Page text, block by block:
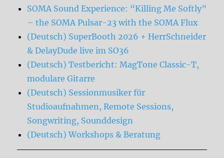
SOMA Sound Experience: “Killing Me Softly”
– the SOMA Pulsar-23 with the SOMA Flux
(Deutsch) SuperBooth 2026 + HerrSchneider
& DelayDude live im SO36
(Deutsch) Testbericht: MagTone Classic-T,
modulare Gitarre
(Deutsch) Sessionmusiker für
Studioaufnahmen, Remote Sessions,
Songwriting, Sounddesign
(Deutsch) Workshops & Beratung